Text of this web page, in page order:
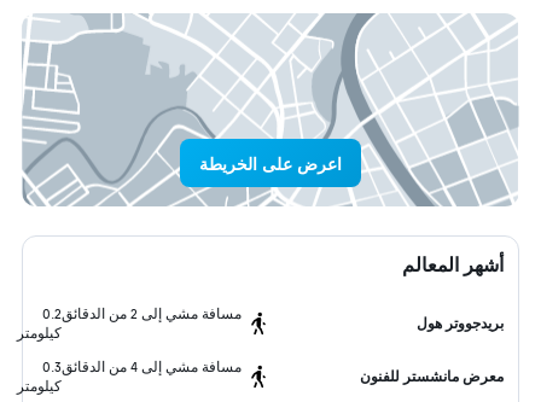
اعرض على الخريطة
أشهر المعالم
بريدجووتر هول
مسافة مشي إلى 2 من الدقائق
0.2
كيلومتر
معرض مانشستر للفنون
مسافة مشي إلى 4 من الدقائق
0.3
كيلومتر